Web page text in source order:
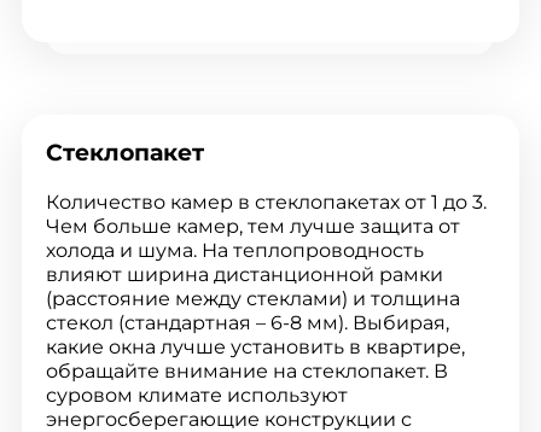
Стеклопакет
Количество камер в стеклопакетах от 1 до 3.
Чем больше камер, тем лучше защита от
холода и шума. На теплопроводность
влияют ширина дистанционной рамки
(расстояние между стеклами) и толщина
стекол (стандартная – 6-8 мм). Выбирая,
какие окна лучше установить в квартире,
обращайте внимание на стеклопакет. В
суровом климате используют
энергосберегающие конструкции с